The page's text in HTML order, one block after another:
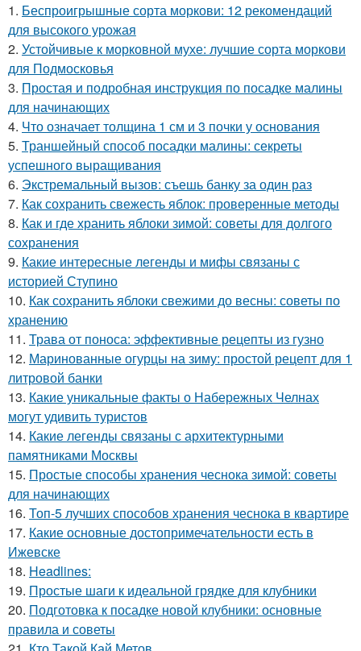
1. Беспроигрышные сорта моркови: 12 рекомендаций
для высокого урожая
2. Устойчивые к морковной мухе: лучшие сорта моркови
для Подмосковья
3. Простая и подробная инструкция по посадке малины
для начинающих
4. Что означает толщина 1 см и 3 почки у основания
5. Траншейный способ посадки малины: секреты
успешного выращивания
6. Экстремальный вызов: съешь банку за один раз
7. Как сохранить свежесть яблок: проверенные методы
8. Как и где хранить яблоки зимой: советы для долгого
сохранения
9. Какие интересные легенды и мифы связаны с
историей Ступино
10. Как сохранить яблоки свежими до весны: советы по
хранению
11. Трава от поноса: эффективные рецепты из гузно
12. Маринованные огурцы на зиму: простой рецепт для 1
литровой банки
13. Какие уникальные факты о Набережных Челнах
могут удивить туристов
14. Какие легенды связаны с архитектурными
памятниками Москвы
15. Простые способы хранения чеснока зимой: советы
для начинающих
16. Топ-5 лучших способов хранения чеснока в квартире
17. Какие основные достопримечательности есть в
Ижевске
18. Headlines:
19. Простые шаги к идеальной грядке для клубники
20. Подготовка к посадке новой клубники: основные
правила и советы